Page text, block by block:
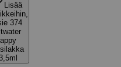
Lisää
374